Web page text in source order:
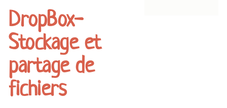
DropBox-
Stockage et
partage de
fichiers